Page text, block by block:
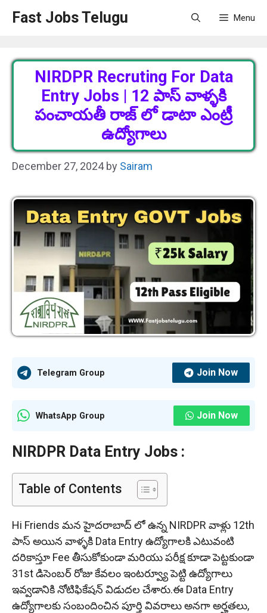
Fast Jobs Telugu Menu
NIRDPR Recruting For Data
Entry Jobs | 12 పాస్ వాళ్ళకి
పంచాయతీ రాజ్ లో డాటా ఎంట్రీ
ఉద్యోగాలు
December 27, 2024 by Sairam
Telegram Group Join Now
WhatsApp Group Join Now
NIRDPR Data Entry Jobs :
Table of Contents
Hi Friends మన హైదరాబాద్ లో ఉన్న NIRDPR వాళ్లు 12th
పాస్ అయిన వాళ్ళకి Data Entry ఉద్యోగాలకి ఎటువంటి
దరికాస్తూ Fee తీసుకోకుండా మరియు పరీక్ష కూడా పెట్టకుండా
31st డిసెంబర్ రోజు కేవలం ఇంటర్వ్యూ పెట్టి ఉద్యోగాలు
ఇవ్వడానికి నోటిఫికేషన్ విడుదల చేశారు.ఈ Data Entry
ఉద్యోగాలకు సంబందించిన పూర్తి వివరాలు అనగా అర్హతలు,